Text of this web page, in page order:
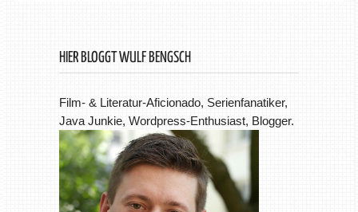
HIER BLOGGT WULF BENGSCH
Film- & Literatur-Aficionado, Serienfanatiker,
Java Junkie, Wordpress-Enthusiast, Blogger.